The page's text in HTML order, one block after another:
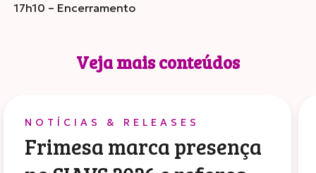
17h10 – Encerramento
Veja mais conteúdos
NOTÍCIAS & RELEASES
Frimesa marca presença